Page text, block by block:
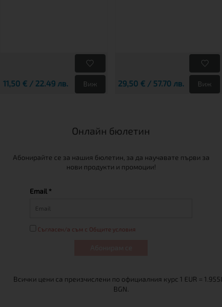
11,50 € / 22.49 лв. Виж 29,50 € / 57.70 лв. Виж
Онлайн бюлетин
Абонирайте се за нашия бюлетин, за да научавате първи за
нови продукти и промоции!
Email *
Съгласен/а съм с Общите условия